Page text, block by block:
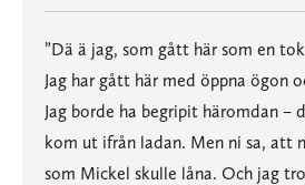
”Dä ä jag, som gått här som en
Jag har gått här med öppna ögon
Jag borde ha begripit häromdan –
kom ut ifrån ladan. Men ni sa, att
som Mickel skulle låna. Och jag